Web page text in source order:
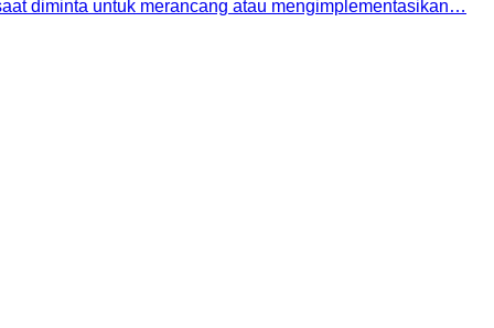
diminta untuk merancang atau mengimplementasikan…